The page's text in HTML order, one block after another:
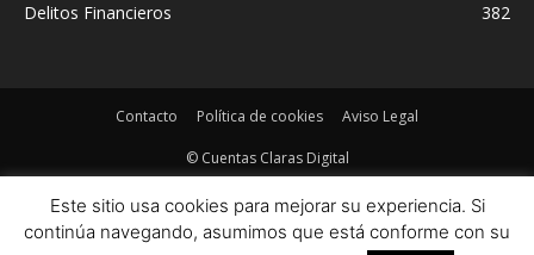
Delitos Financieros
382
Contacto Política de cookies Aviso Legal
© Cuentas Claras Digital
Este sitio usa cookies para mejorar su experiencia. Si
continúa navegando, asumimos que está conforme con su